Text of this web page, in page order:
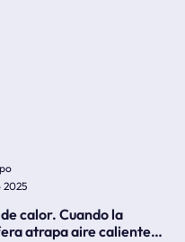
2025
calor. Cuando la
atrapa aire caliente